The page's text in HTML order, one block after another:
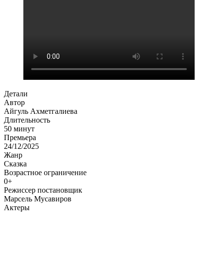
Детали
Автор
Айгуль Ахметгалиева
Длительность
50 минут
Премьера
24/12/2025
Жанр
Сказка
Возрастное ограничение
0+
Режиссер постановщик
Марсель Мусавиров
Актеры